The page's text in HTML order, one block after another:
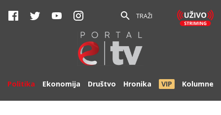
TRAŽI
Politika Ekonomija Društvo Hronika VIP Kolumne